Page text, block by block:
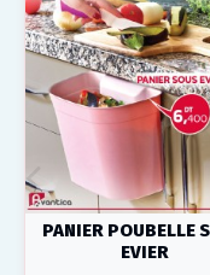
PANIER POUBELLE
EVIER